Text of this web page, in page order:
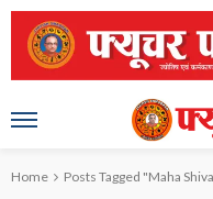
Home Posts Tagged "Maha